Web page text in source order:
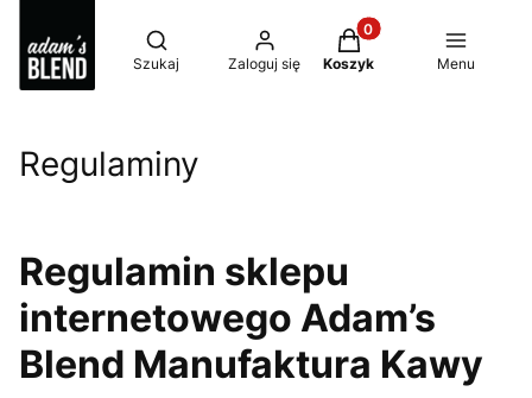
Otwórz wyszukiwarkę
Szukaj Zaloguj się
Produkty w koszyku:
Koszyk Menu
Regulaminy
Regulamin sklepu
internetowego Adam’s
Blend Manufaktura Kawy